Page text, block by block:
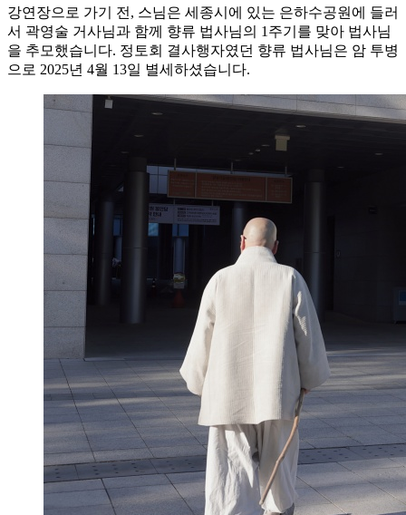
강연장으로 가기 전, 스님은 세종시에 있는 은하수공원에 들러
서 곽영술 거사님과 함께 향류 법사님의 1주기를 맞아 법사님
을 추모했습니다. 정토회 결사행자였던 향류 법사님은 암 투병
으로 2025년 4월 13일 별세하셨습니다.